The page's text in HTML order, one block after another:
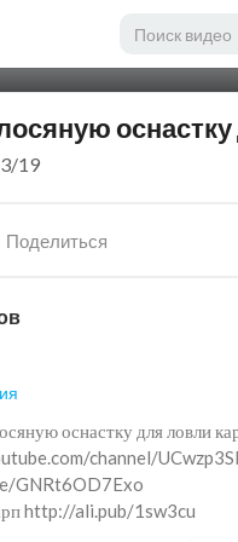
19
Поделиться
оснастку для ловли
channel/
GNRt6OD7Exo
http://ali.pub/1sw3cu